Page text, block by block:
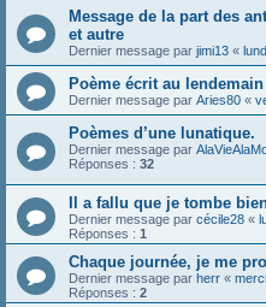
Message de la part des
et autre
Dernier message par jimi13 «
Poème écrit au
Dernier message par Aries80 «
Poèmes d’une lunatique.
Dernier message par
Réponses : 32
Il a fallu que je tombe
Dernier message par cécile28 «
Réponses : 1
Chaque journée, je me
Dernier message par herr «
Réponses : 2